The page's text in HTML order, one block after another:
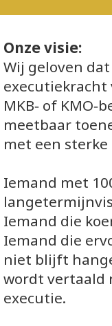
Onze visie:
Wij geloven
MKB‑ of
meetbaar
met een
Iemand met
Iemand die
Iemand die
niet blijft
wordt vertaald
executie.